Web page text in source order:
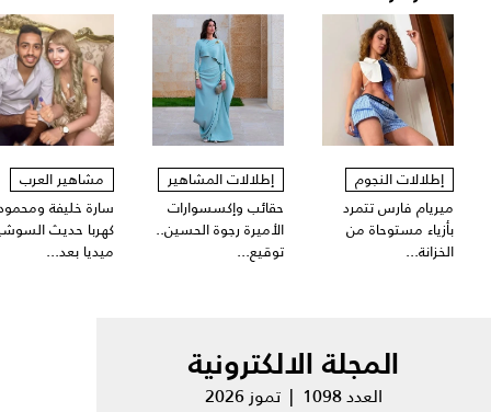
إطلالات النجوم
ميريام فارس تتمرد
بأزياء مستوحاة من
الخزانة...
إطلالات المشاهير
حقائب وإكسسوارات
الأميرة رجوة الحسين..
توقيع...
مشاهير العرب
سارة خليفة
كهربا حديث
ميديا بعد...
المجلة الالكترونية
العدد 1098 | تموز 2026